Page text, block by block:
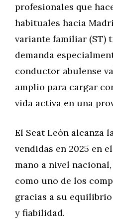
profesionales que
habituales hacia
variante familiar (ST)
demanda
conductor abulense
amplio para cargar
vida activa en una
El Seat León alcanza
vendidas en 2025 en
mano a nivel
como uno de los
gracias a su
y fiabilidad.